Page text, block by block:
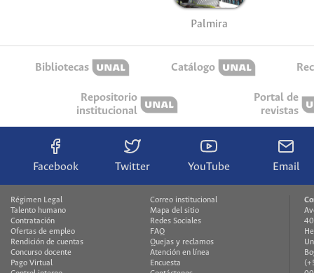
Palmira
Bibliotecas Catálogo
Repositorio
institucional
Portal de
revistas
Facebook Twitter YouTube Email
Régimen Legal
Talento humano
Contratación
Ofertas de empleo
Rendición de cuentas
Concurso docente
Pago Virtual
Correo institucional
Mapa del sitio
Redes Sociales
FAQ
Quejas y reclamos
Atención en línea
Encuesta